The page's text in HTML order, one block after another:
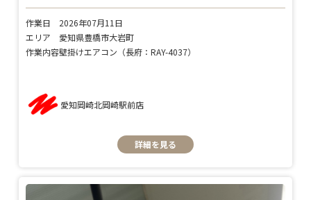
作業日
2026年07月11日
エリア
愛知県豊橋市大岩町
作業内容壁掛けエアコン（長府：RAY-4037）
愛知岡崎北岡崎駅前店
詳細を見る